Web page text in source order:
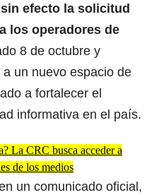
efecto la solicitud
los operadores de
8 de octubre y
a un nuevo espacio de
a fortalecer el
informativa en el país.
La CRC busca acceder a
de los medios
un comunicado oficial,